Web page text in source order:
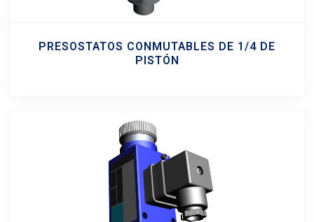
PRESOSTATOS CONMUTABLES DE 1/4 DE
PISTÓN